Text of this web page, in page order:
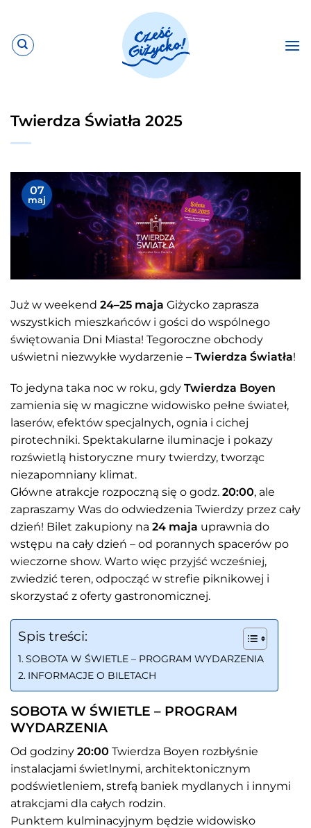
zawartości
Twierdza Światła 2025
07
maj
Już w weekend 24–25 maja Giżycko zaprasza
wszystkich mieszkańców i gości do wspólnego
świętowania Dni Miasta! Tegoroczne obchody
uświetni niezwykłe wydarzenie – Twierdza Światła!
To jedyna taka noc w roku, gdy Twierdza Boyen
zamienia się w magiczne widowisko pełne świateł,
laserów, efektów specjalnych, ognia i cichej
pirotechniki. Spektakularne iluminacje i pokazy
rozświetlą historyczne mury twierdzy, tworząc
niezapomniany klimat.
Główne atrakcje rozpoczną się o godz. 20:00, ale
zapraszamy Was do odwiedzenia Twierdzy przez cały
dzień! Bilet zakupiony na 24 maja uprawnia do
wstępu na cały dzień – od porannych spacerów po
wieczorne show. Warto więc przyjść wcześniej,
zwiedzić teren, odpocząć w strefie piknikowej i
skorzystać z oferty gastronomicznej.
Spis treści:
SOBOTA W ŚWIETLE – PROGRAM WYDARZENIA
INFORMACJE O BILETACH
SOBOTA W ŚWIETLE – PROGRAM
WYDARZENIA
Od godziny 20:00 Twierdza Boyen rozbłyśnie
instalacjami świetlnymi, architektonicznym
podświetleniem, strefą baniek mydlanych i innymi
atrakcjami dla całych rodzin.
Punktem kulminacyjnym będzie widowisko